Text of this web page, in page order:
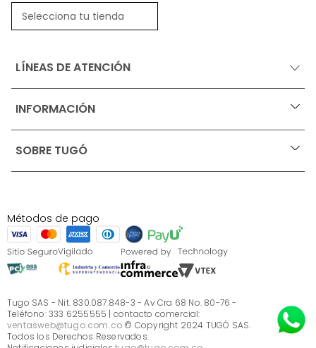
Selecciona tu tienda
LÍNEAS DE ATENCIÓN
INFORMACIÓN +
Ofertas vigentes
Términos, condiciones y restricciones para productos
S.A.S
Términos, condiciones y restricciones Tugó S.A.S
Instructivo cuidado de muebles
Sé parte de Tugó
¿Quiénes somos?
Servicio al cliente
SOBRE TUGÓ +
¿Quieres vender en Tugó?
Métodos de pago
Tugo SAS - Nit. 830.087.848-3 - Av Cra 68 No. 80-76 -
Teléfono: 333 6255555 | contacto comercial:
ventasweb@tugo.com.co © Copyright 2024 TUGÓ SAS.
Todos los Derechos Reservados.